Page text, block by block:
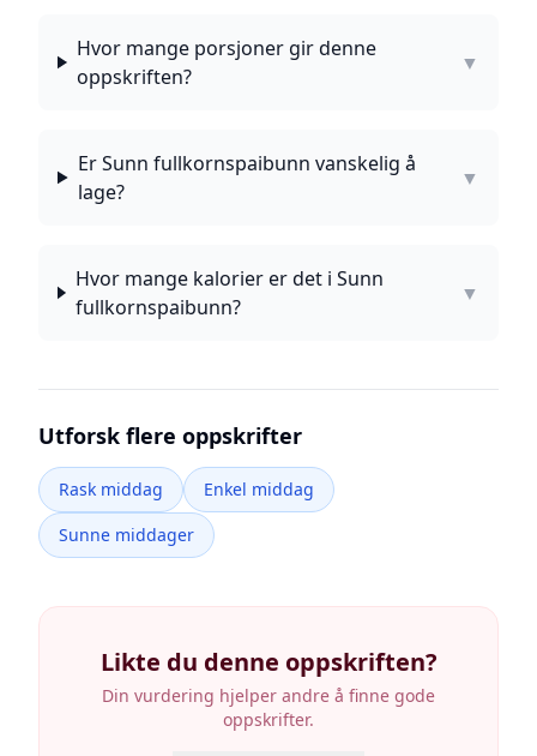
Hvor mange porsjoner gir denne
oppskriften?
▼
Er Sunn fullkornspaibunn vanskelig å
lage?
▼
Hvor mange kalorier er det i Sunn
fullkornspaibunn?
▼
Utforsk flere oppskrifter
Rask middag
Enkel middag
Sunne middager
Likte du denne oppskriften?
Din vurdering hjelper andre å finne gode
oppskrifter.